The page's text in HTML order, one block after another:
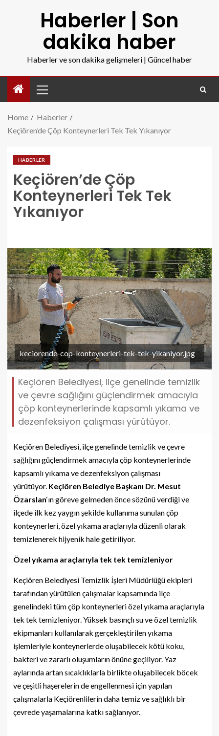
Haberler | Son
dakika haber
Haberler ve son dakika gelişmeleri | Güncel haber
Home
Haberler
Keçiören’de Çöp Konteynerleri Tek Tek Yıkanıyor
HABERLER
Keçiören’de Çöp
Konteynerleri Tek Tek
Yıkanıyor
keciorende-cop-konteynerleri-tek-tek-yikaniyor.jpg
Keçiören Belediyesi, ilçe genelinde temizlik
ve çevre sağlığını güçlendirmek amacıyla
çöp konteynerlerinde kapsamlı yıkama ve
dezenfeksiyon çalışması yürütüyor.
Keçiören Belediyesi, ilçe genelinde temizlik ve çevre
sağlığını güçlendirmek amacıyla çöp konteynerlerinde
kapsamlı yıkama ve dezenfeksiyon çalışması
yürütüyor. Keçiören Belediye Başkanı Dr. Mesut
Özarslan‘ın göreve gelmeden önce sözünü verdiği ve
ilçede ilk kez yaygın şekilde kullanıma sunulan çöp
konteynerleri, özel yıkama araçlarıyla düzenli olarak
temizlenerek hijyenik hale getiriliyor.
Özel yıkama araçlarıyla tek tek temizleniyor
Keçiören Belediyesi Temizlik İşleri Müdürlüğü ekipleri
tarafından yürütülen çalışmalar kapsamında ilçe
genelindeki tüm çöp konteynerleri özel yıkama araçlarıyla
tek tek temizleniyor. Yüksek basınçlı su ve özel temizlik
ekipmanları kullanılarak gerçekleştirilen yıkama
işlemleriyle konteynerlerde oluşabilecek kötü koku,
bakteri ve zararlı oluşumların önüne geçiliyor. Yaz
aylarında artan sıcaklıklarla birlikte oluşabilecek böcek
ve çeşitli haşerelerin de engellenmesi için yapılan
çalışmalarla Keçiörenlilerin daha temiz ve sağlıklı bir
çevrede yaşamalarına katkı sağlanıyor.